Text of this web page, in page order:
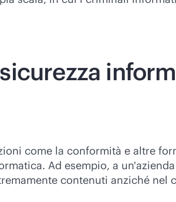
come la conformità e altre
Ad esempio, a
contenuti anziché nel